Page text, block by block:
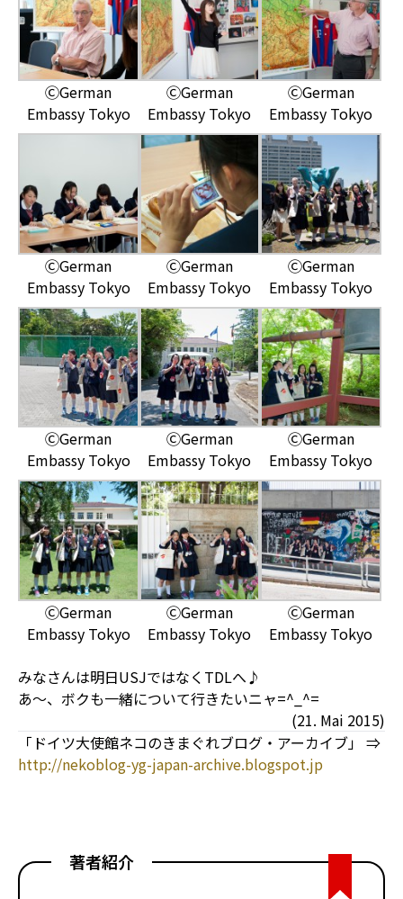
ⒸGerman
Embassy Tokyo
ⒸGerman
Embassy Tokyo
ⒸGerman
Embassy Tokyo
ⒸGerman
Embassy Tokyo
ⒸGerman
Embassy Tokyo
ⒸGerman
Embassy Tokyo
ⒸGerman
Embassy Tokyo
ⒸGerman
Embassy Tokyo
ⒸGerman
Embassy Tokyo
ⒸGerman
Embassy Tokyo
ⒸGerman
Embassy Tokyo
ⒸGerman
Embassy Tokyo
みなさんは明日USJではなくTDLへ♪
あ～、ボクも一緒について行きたいニャ=^_^=
(21. Mai 2015)
「ドイツ大使館ネコのきまぐれブログ・アーカイブ」 ⇒
http://nekoblog-yg-japan-archive.blogspot.jp
著者紹介